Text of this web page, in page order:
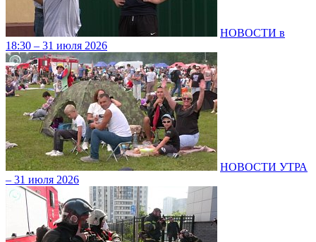
НОВОСТИ в
18:30 – 31 июля 2026
НОВОСТИ УТРА
– 31 июля 2026